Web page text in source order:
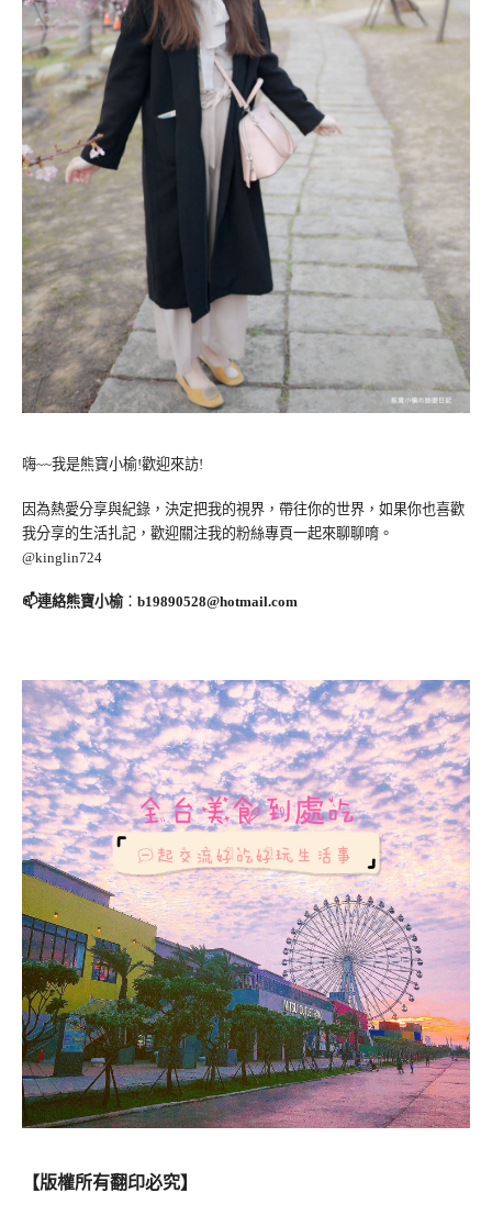
嗨~~我是熊寶小榆!歡迎來訪!
因為熱愛分享與紀錄，決定把我的視界，帶往你的世界，如果你也喜歡
我分享的生活扎記，歡迎關注我的粉絲專頁一起來聊聊唷。
@kinglin724
📫連絡熊寶小榆： b19890528@hotmail.com
【版權所有翻印必究】